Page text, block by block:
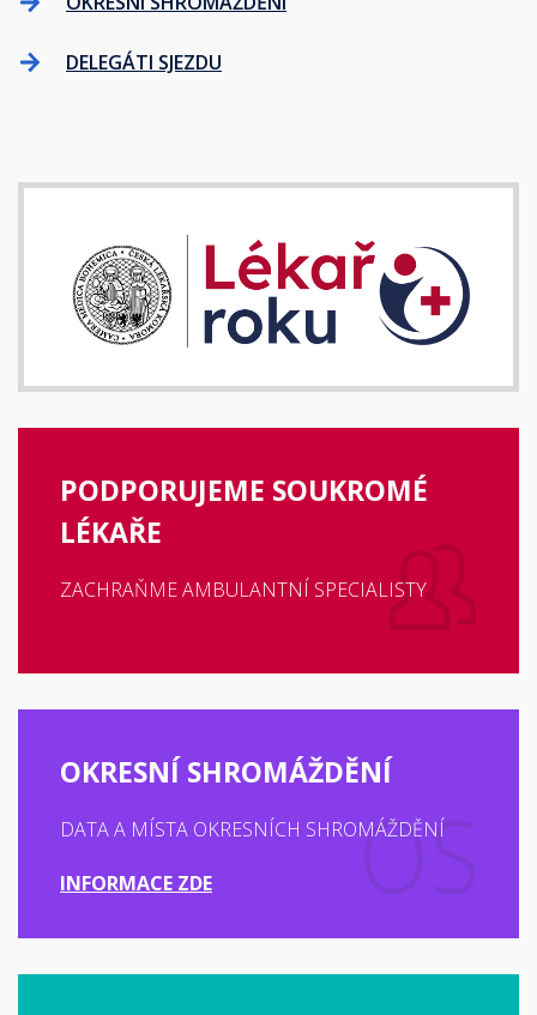
DELEGÁTI SJEZDU
PODPORUJEME SOUKROMÉ
LÉKAŘE
ZACHRAŇME AMBULANTNÍ SPECIALISTY
OKRESNÍ SHROMÁŽDĚNÍ
DATA A MÍSTA OKRESNÍCH SHROMÁŽDĚNÍ
INFORMACE ZDE